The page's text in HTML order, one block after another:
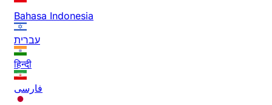
Bahasa Indonesia
עברית
हिन्दी
فارسی